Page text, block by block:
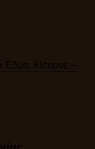
Έδρα: Κίσαμος –